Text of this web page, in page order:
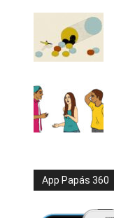
App Papás 360